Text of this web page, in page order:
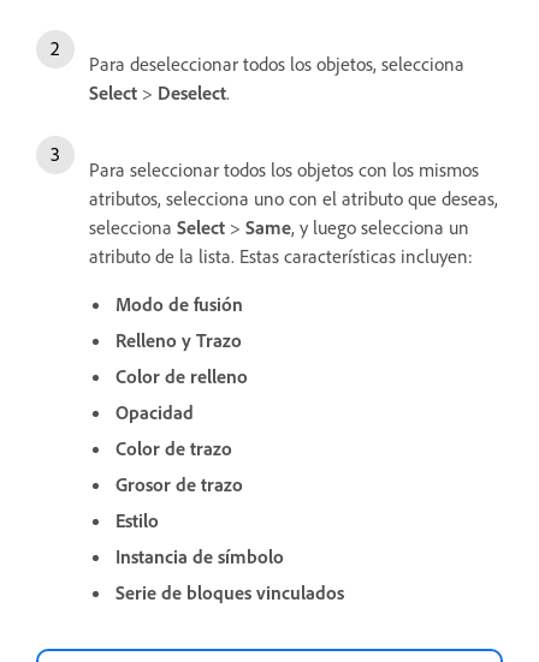
Para deseleccionar todos los objetos, selecciona
Select > Deselect.
Para seleccionar todos los objetos con los mismos
atributos, selecciona uno con el atributo que deseas,
selecciona Select > Same, y luego selecciona un
atributo de la lista. Estas características incluyen:
Modo de fusión
Relleno y Trazo
Color de relleno
Opacidad
Color de trazo
Grosor de trazo
Estilo
Instancia de símbolo
Serie de bloques vinculados